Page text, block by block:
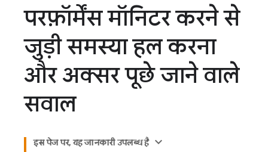
परफ़ॉर्मेंस मॉनिटर करने से
जुड़ी समस्या हल करना
और अक्सर पूछे जाने वाले
सवाल
इस पेज पर, यह जानकारी उपलब्ध है